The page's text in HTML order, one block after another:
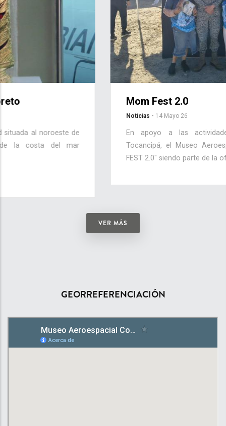
En apoyo a las actividades de la Alcaldía de
Tocancipá, el Museo Aeroespacial asiste al " MOM
FEST 2.0" siendo parte de la oferta...Leer Más
VER MÁS
GEORREFERENCIACIÓN